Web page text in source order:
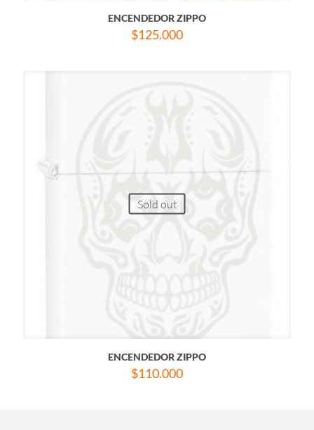
ENCENDEDOR ZIPPO
$125.000
Sold out
ENCENDEDOR ZIPPO
$110.000